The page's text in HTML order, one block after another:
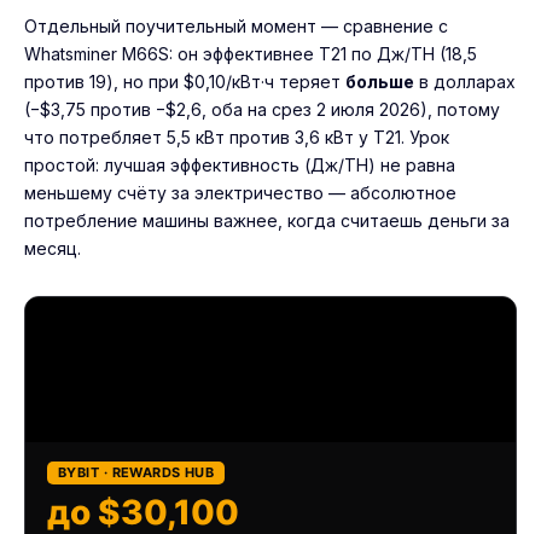
Отдельный поучительный момент — сравнение с
Whatsminer M66S: он эффективнее T21 по Дж/TH (18,5
против 19), но при $0,10/кВт·ч теряет больше в долларах
(−$3,75 против −$2,6, оба на срез 2 июля 2026), потому
что потребляет 5,5 кВт против 3,6 кВт у T21. Урок
простой: лучшая эффективность (Дж/TH) не равна
меньшему счёту за электричество — абсолютное
потребление машины важнее, когда считаешь деньги за
месяц.
BYBIT · REWARDS HUB
до $30,100